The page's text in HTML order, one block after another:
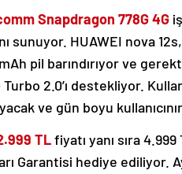
Snapdragon 778G 4G
sunuyor. HUAWEI nova
pil barındırıyor ve
Turbo 2.0’ı destekliyor.
ve gün boyu
TLfiyatı yanı sıra
Garantisi hediye ediliyor.